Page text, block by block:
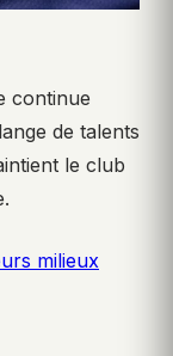
continue
de talents
le club
milieux